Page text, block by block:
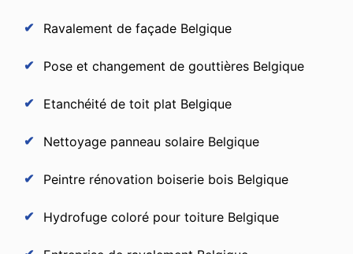
Ravalement de façade Belgique
Pose et changement de gouttières Belgique
Etanchéité de toit plat Belgique
Nettoyage panneau solaire Belgique
Peintre rénovation boiserie bois Belgique
Hydrofuge coloré pour toiture Belgique